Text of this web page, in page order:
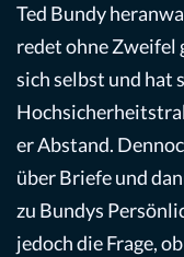
Ted Bundy
redet ohne Zweifel
sich selbst und hat
er Abstand.
über Briefe und
zu Bundys
jedoch die Frage,